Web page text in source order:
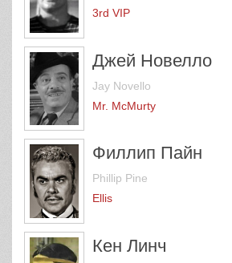
3rd VIP
Джей Новелло
Jay Novello
Mr. McMurty
Филлип Пайн
Phillip Pine
Ellis
Кен Линч